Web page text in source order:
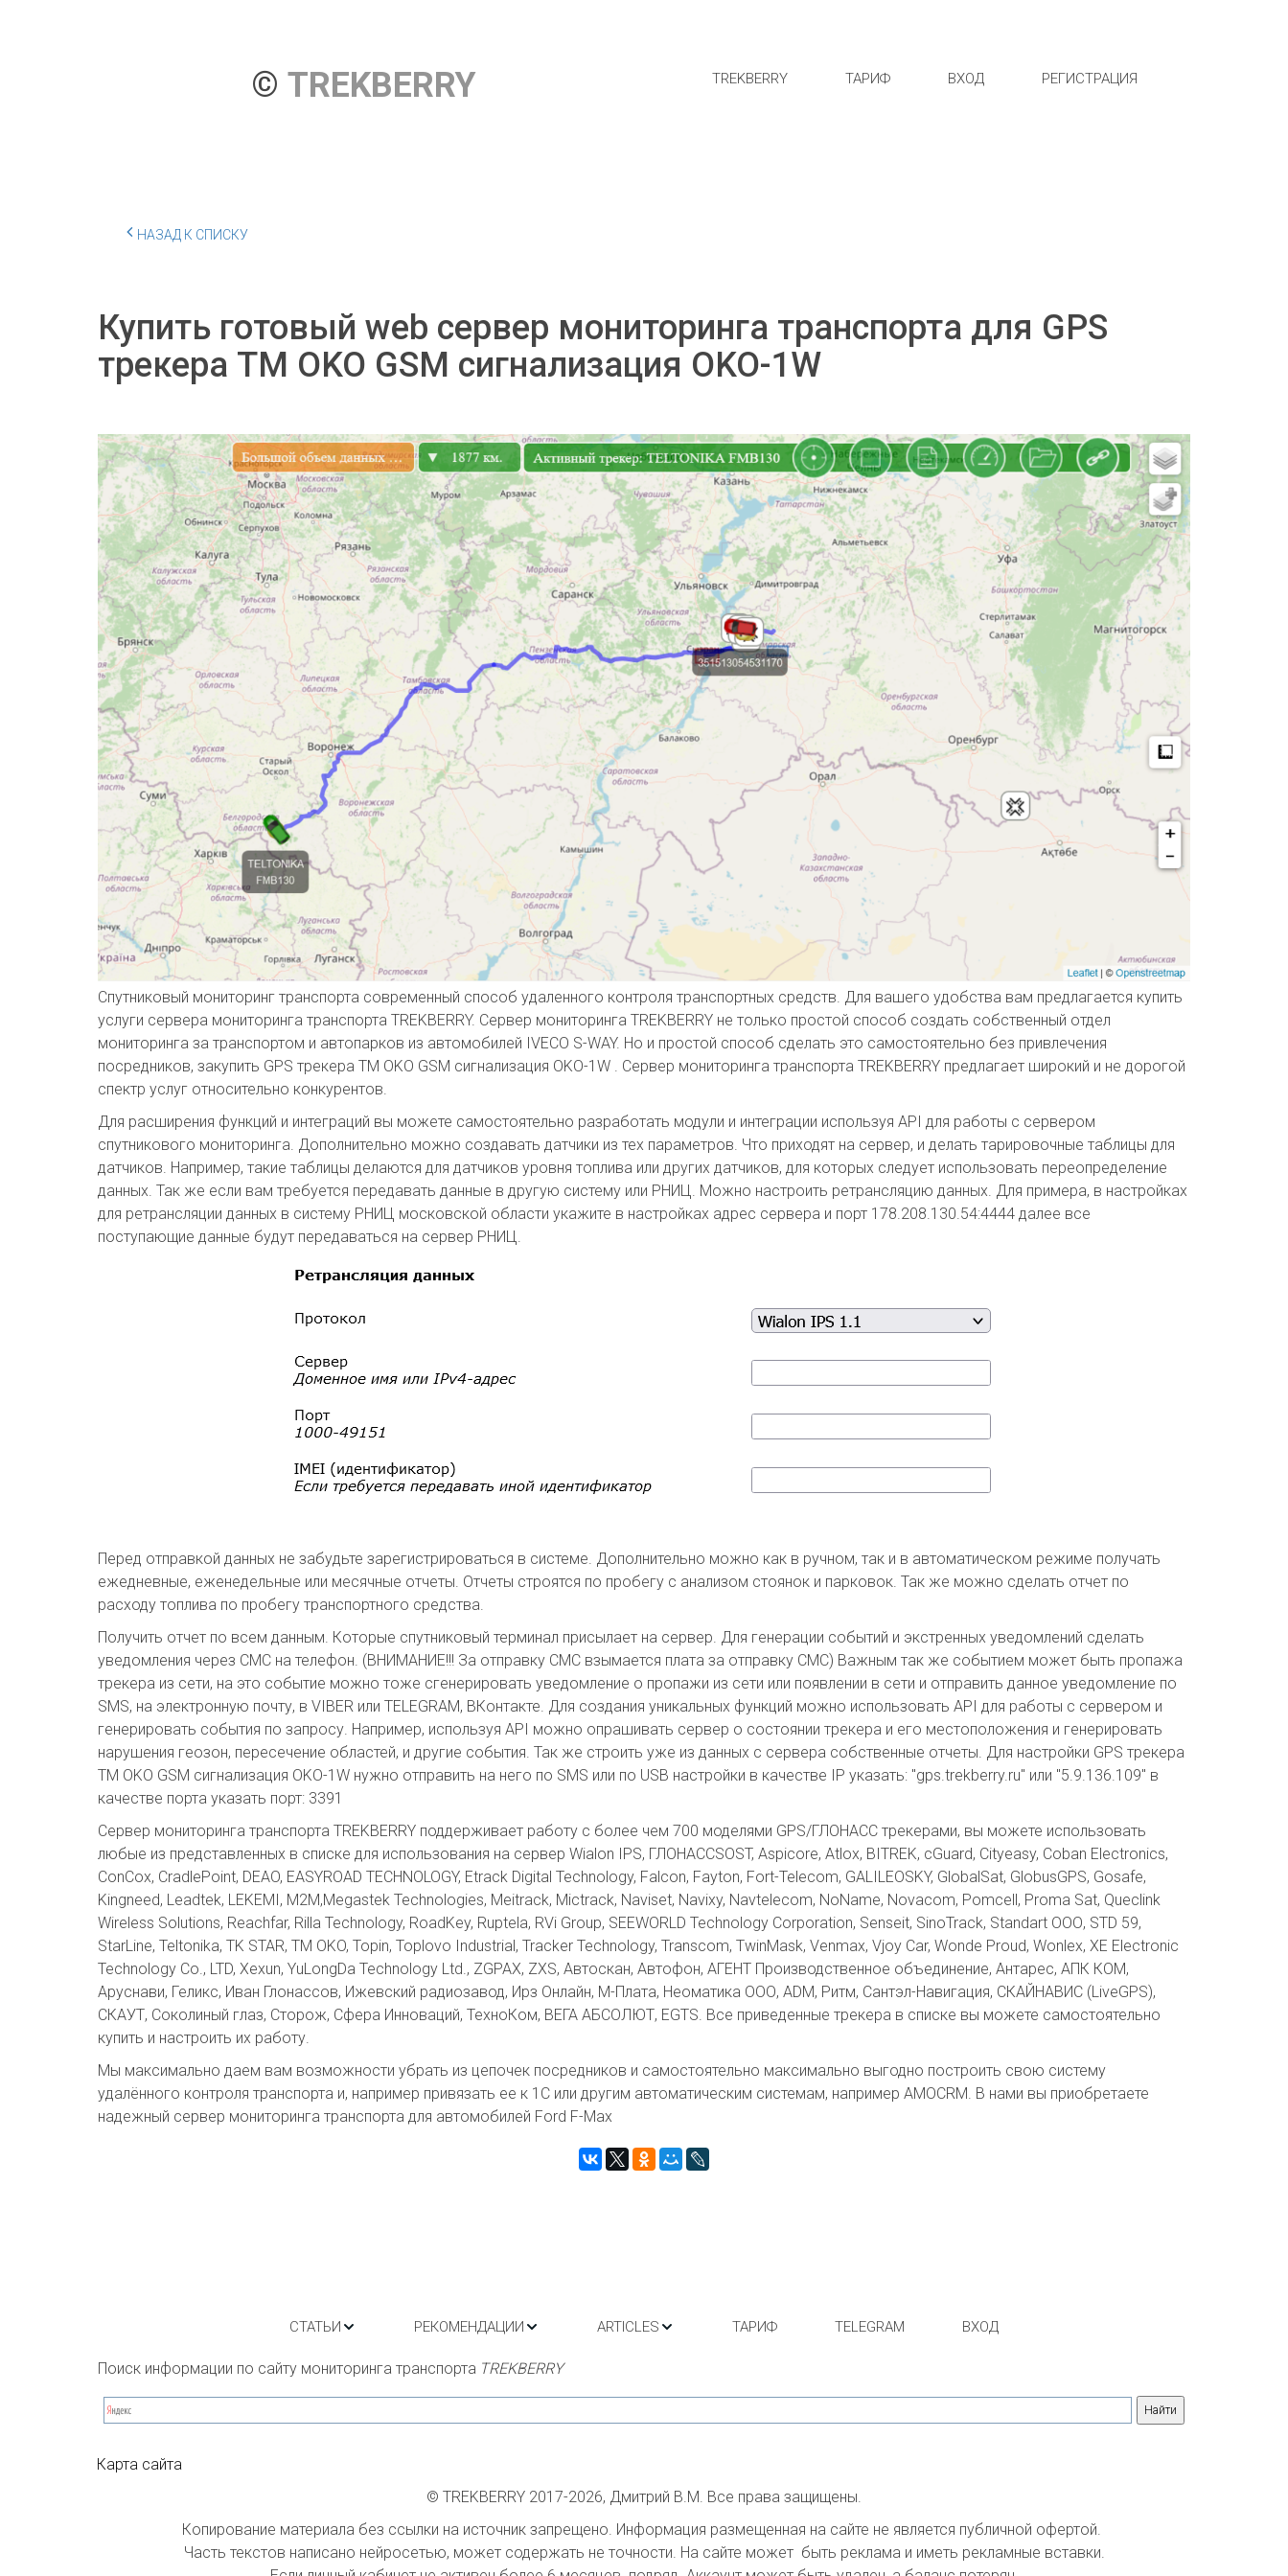
© TREKBERRY TREKBERRY ТАРИФ ВХОД РЕГИСТРАЦИЯ
НАЗАД К СПИСКУ
Купить готовый web сервер мониторинга транспорта для GPS
трекера TM OKO GSM сигнализация OKO-1W
Спутниковый мониторинг транспорта современный способ удаленного контроля транспортных средств. Для вашего удобства вам предлагается купить
услуги сервера мониторинга транспорта TREKBERRY. Сервер мониторинга TREKBERRY не только простой способ создать собственный отдел
мониторинга за транспортом и автопарков из автомобилей IVECO S-WAY. Но и простой способ сделать это самостоятельно без привлечения
посредников, закупить GPS трекера TM OKO GSM сигнализация OKO-1W . Сервер мониторинга транспорта TREKBERRY предлагает широкий и не дорогой
спектр услуг относительно конкурентов.
Для расширения функций и интеграций вы можете самостоятельно разработать модули и интеграции используя API для работы с сервером
спутникового мониторинга. Дополнительно можно создавать датчики из тех параметров. Что приходят на сервер, и делать тарировочные таблицы для
датчиков. Например, такие таблицы делаются для датчиков уровня топлива или других датчиков, для которых следует использовать переопределение
данных. Так же если вам требуется передавать данные в другую систему или РНИЦ. Можно настроить ретрансляцию данных. Для примера, в настройках
для ретрансляции данных в систему РНИЦ московской области укажите в настройках адрес сервера и порт 178.208.130.54:4444 далее все
поступающие данные будут передаваться на сервер РНИЦ.
Перед отправкой данных не забудьте зарегистрироваться в системе. Дополнительно можно как в ручном, так и в автоматическом режиме получать
ежедневные, еженедельные или месячные отчеты. Отчеты строятся по пробегу с анализом стоянок и парковок. Так же можно сделать отчет по
расходу топлива по пробегу транспортного средства.
Получить отчет по всем данным. Которые спутниковый терминал присылает на сервер. Для генерации событий и экстренных уведомлений сделать
уведомления через СМС на телефон. (ВНИМАНИЕ!!! За отправку СМС взымается плата за отправку СМС) Важным так же событием может быть пропажа
трекера из сети, на это событие можно тоже сгенерировать уведомление о пропажи из сети или появлении в сети и отправить данное уведомление по
SMS, на электронную почту, в VIBER или TELEGRAM, ВКонтакте. Для создания уникальных функций можно использовать API для работы с сервером и
генерировать события по запросу. Например, используя API можно опрашивать сервер о состоянии трекера и его местоположения и генерировать
нарушения геозон, пересечение областей, и другие события. Так же строить уже из данных с сервера собственные отчеты. Для настройки GPS трекера
TM OKO GSM сигнализация OKO-1W нужно отправить на него по SMS или по USB настройки в качестве IP указать: "gps.trekberry.ru" или "5.9.136.109" в
качестве порта указать порт: 3391
Сервер мониторинга транспорта TREKBERRY поддерживает работу с более чем 700 моделями GPS/ГЛОНАСС трекерами, вы можете использовать
любые из представленных в списке для использования на сервер Wialon IPS, ГЛОНАССSOST, Aspicore, Atlox, BITREK, cGuard, Cityeasy, Coban Electronics,
ConCox, CradlePoint, DEAO, EASYROAD TECHNOLOGY, Etrack Digital Technology, Falcon, Fayton, Fort-Telecom, GALILEOSKY, GlobalSat, GlobusGPS, Gosafe,
Kingneed, Leadtek, LEKEMI, M2M,Megastek Technologies, Meitrack, Mictrack, Naviset, Navixy, Navtelecom, NoName, Novacom, Pomcell, Proma Sat, Queclink
Wireless Solutions, Reachfar, Rilla Technology, RoadKey, Ruptela, RVi Group, SEEWORLD Technology Corporation, Senseit, SinoTrack, Standart ООО, STD 59,
StarLine, Teltonika, TK STAR, TM OKO, Topin, Toplovo Industrial, Tracker Technology, Transcom, TwinMask, Venmax, Vjoy Car, Wonde Proud, Wonlex, XE Electronic
Technology Co., LTD, Xexun, YuLongDa Technology Ltd., ZGPAX, ZXS, Автоскан, Автофон, АГЕНТ Производственное объединение, Антарес, АПК КОМ,
Аруснави, Геликс, Иван Глонассов, Ижевский радиозавод, Ирз Онлайн, М-Плата, Неоматика ООО, ADM, Ритм, Сантэл-Навигация, СКАЙНАВИС (LiveGPS),
СКАУТ, Соколиный глаз, Сторож, Сфера Инноваций, ТехноКом, ВЕГА АБСОЛЮТ, EGTS. Все приведенные трекера в списке вы можете самостоятельно
купить и настроить их работу.
Мы максимально даем вам возможности убрать из цепочек посредников и самостоятельно максимально выгодно построить свою систему
удалённого контроля транспорта и, например привязать ее к 1C или другим автоматическим системам, например AMOCRM. В нами вы приобретаете
надежный сервер мониторинга транспорта для автомобилей Ford F-Max
СТАТЬИ РЕКОМЕНДАЦИИ ARTICLES ТАРИФ TELEGRAM ВХОД
Поиск информации по сайту мониторинга транспорта TREKBERRY
Карта сайта
© TREKBERRY 2017-2026, Дмитрий В.М. Все права защищены.
Копирование материала без ссылки на источник запрещено. Информация размещенная на сайте не является публичной офертой.
Часть текстов написано нейросетью, может содержать не точности. На сайте может  быть реклама и иметь рекламные вставки.